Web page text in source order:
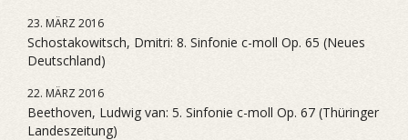
23. MÄRZ 2016
Schostakowitsch, Dmitri: 8. Sinfonie c-moll Op. 65 (Neues
Deutschland)
22. MÄRZ 2016
Beethoven, Ludwig van: 5. Sinfonie c-moll Op. 67 (Thüringer
Landeszeitung)